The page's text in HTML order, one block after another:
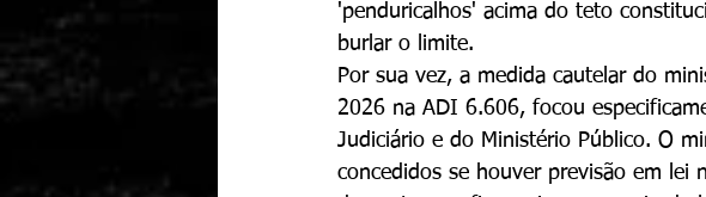
'penduricalhos' acima do teto
burlar o limite.
Por sua vez, a medida cautelar do
2026 na ADI 6.606, focou
Judiciário e do Ministério Público. O
concedidos se houver previsão em lei